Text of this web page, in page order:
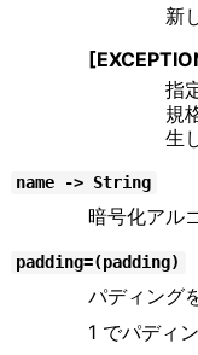
新
指
規
生
name -> String
暗号化アル
padding=(padding)
パディング
1 でパディ